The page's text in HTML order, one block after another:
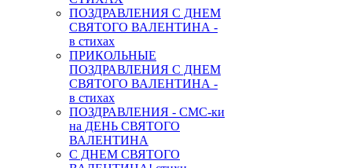
ПОЗДРАВЛЕНИЯ С ДНЕМ
СВЯТОГО ВАЛЕНТИНА -
в стихах
ПРИКОЛЬНЫЕ
ПОЗДРАВЛЕНИЯ С ДНЕМ
СВЯТОГО ВАЛЕНТИНА -
в стихах
ПОЗДРАВЛЕНИЯ - СМС-ки
на ДЕНЬ СВЯТОГО
ВАЛЕНТИНА
С ДНЕМ СВЯТОГО